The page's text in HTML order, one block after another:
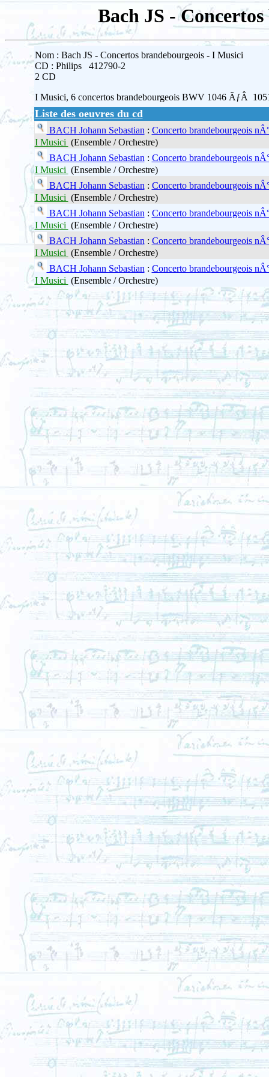
Bach JS -
Nom : Bach JS - Concertos brandebourgeois - I Musici
CD : Philips 412790-2
2 CD
I Musici, 6 concertos brandebourgeois BWV 1046 ÃƒÂ
Liste des oeuvres du cd
BACH Johann Sebastian: Concerto brandebourgeois
I Musici (Ensemble / Orchestre)
BACH Johann Sebastian: Concerto brandebourgeois
I Musici (Ensemble / Orchestre)
BACH Johann Sebastian: Concerto brandebourgeois
I Musici (Ensemble / Orchestre)
BACH Johann Sebastian: Concerto brandebourgeois
I Musici (Ensemble / Orchestre)
BACH Johann Sebastian: Concerto brandebourgeois
I Musici (Ensemble / Orchestre)
BACH Johann Sebastian: Concerto brandebourgeois
I Musici (Ensemble / Orchestre)